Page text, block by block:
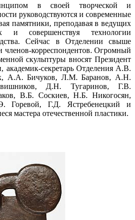
в своей творческой и
руководствуются и современные
памятники, преподавая в ведущих
и совершенствуя технологии
Сейчас в Отделении свыше
членов-корреспондентов. Огромный
скульптуры вносят Президент
академик-секретарь Отделения А.В.
А.А. Бичуков, Л.М. Баранов, А.Н.
Д.Н. Тугаринов, Г.В.
В.Б. Соскиев, Н.Б. Никогосян,
Горевой, Г.Д. Ястребенецкий и
мастера отечественной пластики.